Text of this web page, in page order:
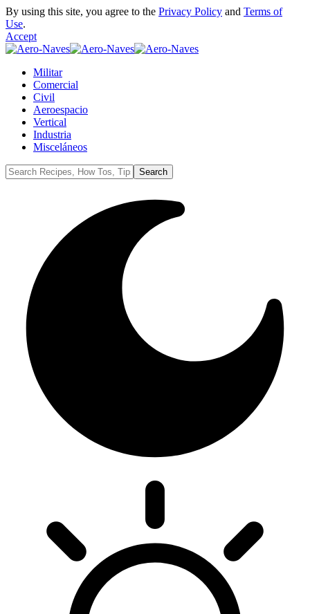
By using this site, you agree to the Privacy Policy and Terms of
Use.
Accept
Militar
Comercial
Civil
Aeroespacio
Vertical
Industria
Misceláneos